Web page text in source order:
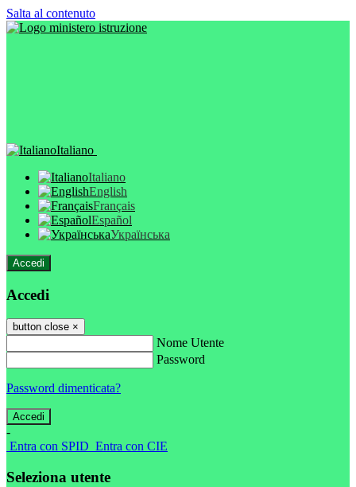
Salta al contenuto
Italiano
Italiano
English
Français
Español
Українська
Accedi
Accedi
button close ×
Nome Utente
Password
Password dimenticata?
-
Entra con SPID Entra con CIE
Seleziona utente